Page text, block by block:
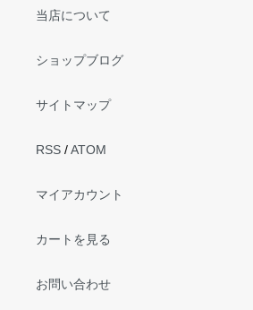
当店について
ショップブログ
サイトマップ
RSS /ATOM
マイアカウント
カートを見る
お問い合わせ